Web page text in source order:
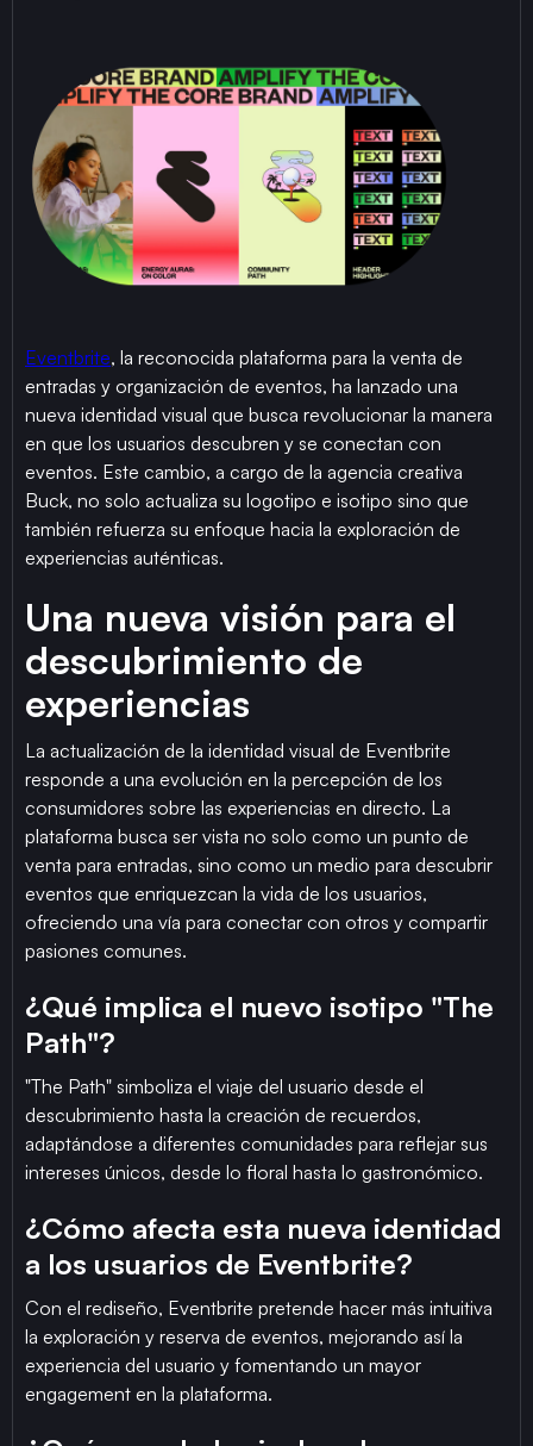
Eventbrite, la reconocida plataforma para la venta de
entradas y organización de eventos, ha lanzado una
nueva identidad visual que busca revolucionar la manera
en que los usuarios descubren y se conectan con
eventos. Este cambio, a cargo de la agencia creativa
Buck, no solo actualiza su logotipo e isotipo sino que
también refuerza su enfoque hacia la exploración de
experiencias auténticas.
Una nueva visión para el
descubrimiento de
experiencias
La actualización de la identidad visual de Eventbrite
responde a una evolución en la percepción de los
consumidores sobre las experiencias en directo. La
plataforma busca ser vista no solo como un punto de
venta para entradas, sino como un medio para descubrir
eventos que enriquezcan la vida de los usuarios,
ofreciendo una vía para conectar con otros y compartir
pasiones comunes.
¿Qué implica el nuevo isotipo "The
Path"?
"The Path" simboliza el viaje del usuario desde el
descubrimiento hasta la creación de recuerdos,
adaptándose a diferentes comunidades para reflejar sus
intereses únicos, desde lo floral hasta lo gastronómico.
¿Cómo afecta esta nueva identidad
a los usuarios de Eventbrite?
Con el rediseño, Eventbrite pretende hacer más intuitiva
la exploración y reserva de eventos, mejorando así la
experiencia del usuario y fomentando un mayor
engagement en la plataforma.